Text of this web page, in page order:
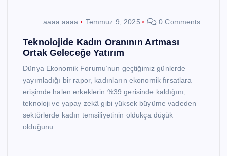
aaaa aaaa Temmuz 9, 2025 0 Comments
Teknolojide Kadın Oranının Artması
Ortak Geleceğe Yatırım
Dünya Ekonomik Forumu’nun geçtiğimiz günlerde
yayımladığı bir rapor, kadınların ekonomik fırsatlara
erişimde halen erkeklerin %39 gerisinde kaldığını,
teknoloji ve yapay zekâ gibi yüksek büyüme vadeden
sektörlerde kadın temsiliyetinin oldukça düşük
olduğunu…